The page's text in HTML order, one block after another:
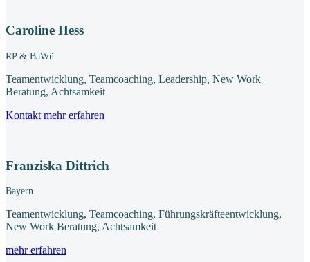
Caroline Hess
RP & BaWü
Teamentwicklung, Teamcoaching, Leadership, New Work
Beratung, Achtsamkeit
Kontakt mehr erfahren
Franziska Dittrich
Bayern
Teamentwicklung, Teamcoaching, Führungskräfteentwicklung,
New Work Beratung, Achtsamkeit
mehr erfahren